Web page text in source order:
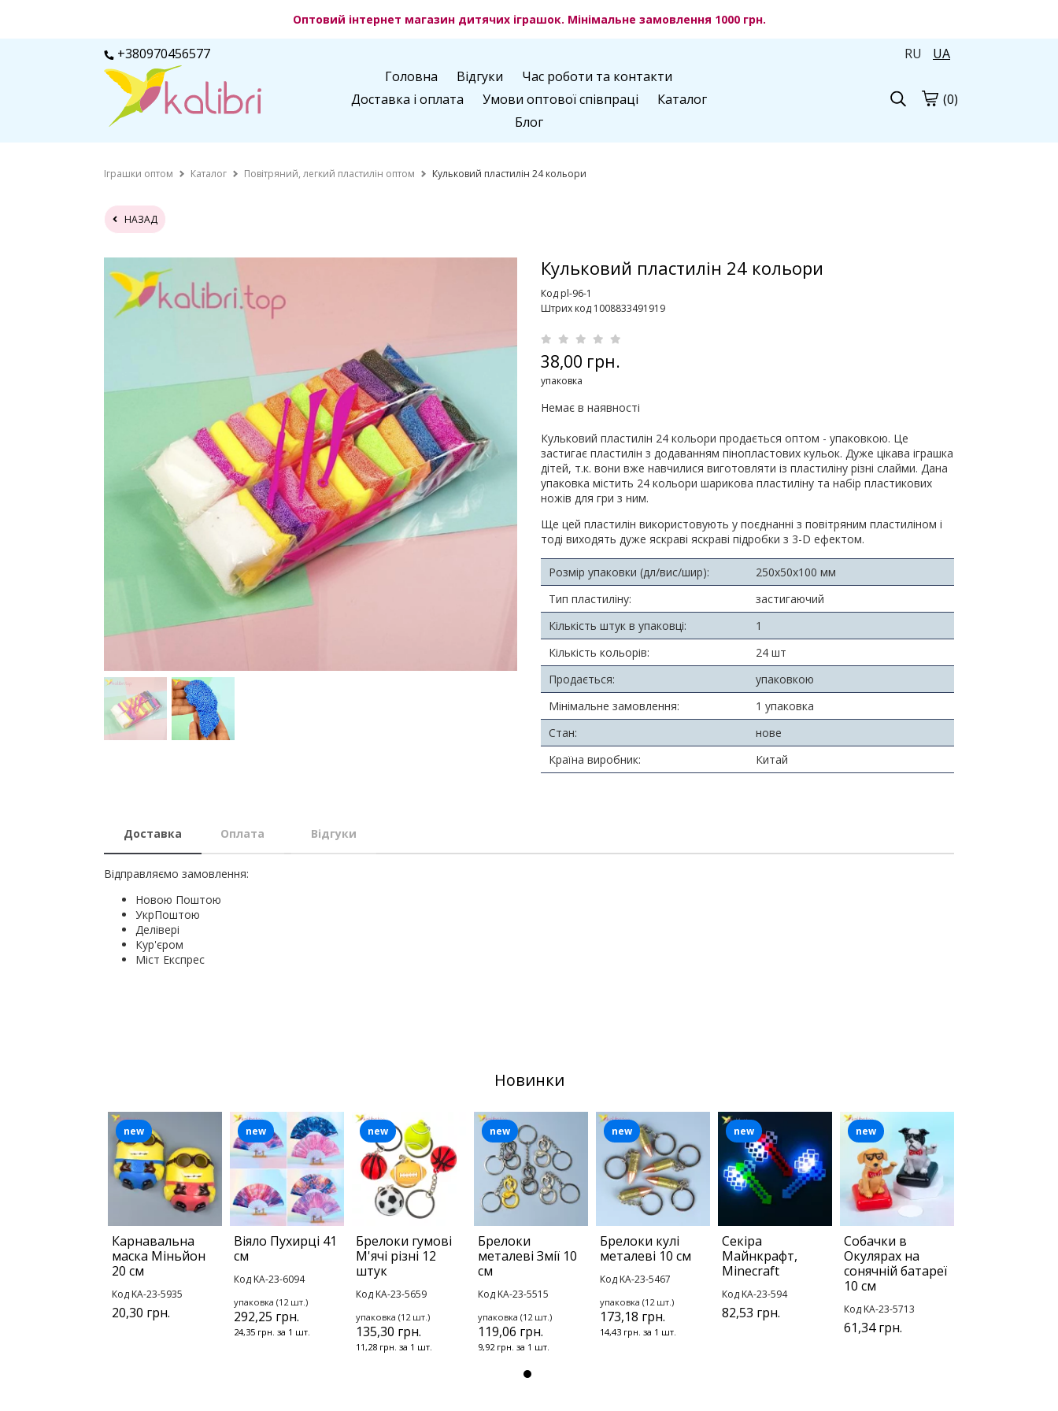
Оптовий інтернет магазин дитячих іграшок. Мінімальне замовлення 1000 грн.
+380970456577 RU
UA
Головна
Відгуки
Час роботи та контакти
Доставка і оплата
Умови оптової співпраці
Каталог
Блог
(0)
Іграшки оптом Каталог Повітряний, легкий пластилін оптом Кульковий пластилін 24 кольори
НАЗАД
Кульковий пластилін 24 кольори
Код pl-96-1
Штрих код 1008833491919
38,00 грн.
упаковка
Немає в наявності
Кульковий пластилін 24 кольори продається оптом - упаковкою. Це
застигає пластилін з додаванням пінопластових кульок. Дуже цікава іграшка
дітей, т.к. вони вже навчилися виготовляти із пластиліну різні слайми. Дана
упаковка містить 24 кольори шарикова пластиліну та набір пластикових
ножів для гри з ним.
Ще цей пластилін використовують у поєднанні з повітряним пластиліном і
тоді виходять дуже яскраві яскраві підробки з 3-D ефектом.
Розмір упаковки (дл/вис/шир):
250х50х100 мм
Тип пластиліну:
застигаючий
Кількість штук в упаковці:
1
Кількість кольорів:
24 шт
Продається:
упаковкою
Мінімальне замовлення:
1 упаковка
Стан:
нове
Країна виробник:
Китай
Доставка Оплата Відгуки
Відправляємо замовлення:
Новою Поштою
УкрПоштою
Делівері
Кур'єром
Міст Експрес
Новинки
Карнавальна
маска Міньйон
20 см
Код KA-23-5935
20,30 грн.
new
Віяло Пухирці 41
см
Код KA-23-6094
упаковка (12 шт.)
292,25 грн.
24,35 грн. за 1 шт.
new
Брелоки гумові
М'ячі різні 12
штук
Код KA-23-5659
упаковка (12 шт.)
135,30 грн.
11,28 грн. за 1 шт.
new
Брелоки
металеві Змії 10
см
Код KA-23-5515
упаковка (12 шт.)
119,06 грн.
9,92 грн. за 1 шт.
new
Брелоки кулі
металеві 10 см
Код KA-23-5467
упаковка (12 шт.)
173,18 грн.
14,43 грн. за 1 шт.
new
Секіра
Майнкрафт,
Minecraft
Код KA-23-594
82,53 грн.
new
Собачки в
Окулярах на
сонячній батареї
10 см
Код KA-23-5713
61,34 грн.
new